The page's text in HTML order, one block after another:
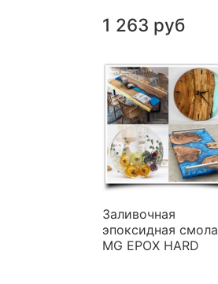
1 263 руб
Заливочная
эпоксидная смола
MG EPOX HARD